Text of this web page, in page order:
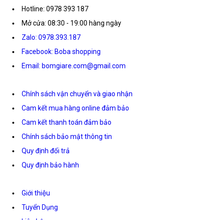
Hotline: 0978 393 187
Mở cửa: 08:30 - 19:00 hàng ngày
Zalo: 0978.393.187
Facebook: Boba shopping
Email: bomgiare.com@gmail.com
Chính sách vận chuyển và giao nhận
Cam kết mua hàng online đảm bảo
Cam kết thanh toán đảm bảo
Chính sách bảo mật thông tin
Quy định đổi trả
Quy định bảo hành
Giới thiệu
Tuyển Dụng